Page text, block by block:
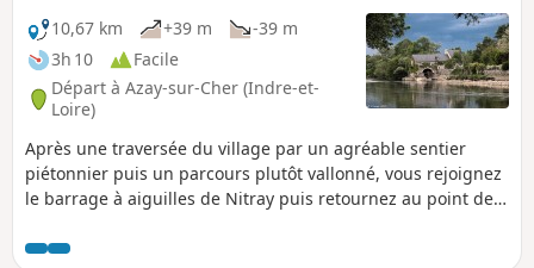
10,67 km
+39 m
-39 m
3h 10
Facile
Départ à Azay-sur-Cher (Indre-et-
Loire)
Après une traversée du village par un agréable sentier
piétonnier puis un parcours plutôt vallonné, vous rejoignez
le barrage à aiguilles de Nitray puis retournez au point de